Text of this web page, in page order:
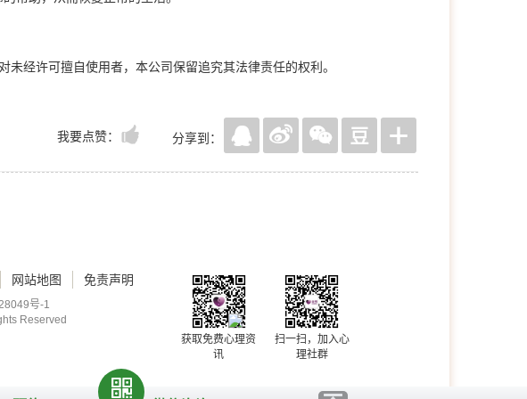
经许可擅自使用者，本公司保留追究其法律责任的权利。
我要点赞： 分享到：
网站地图 免责声明
获取免费心理资
讯
扫一扫，加入心
理社群
号-1
Reserved